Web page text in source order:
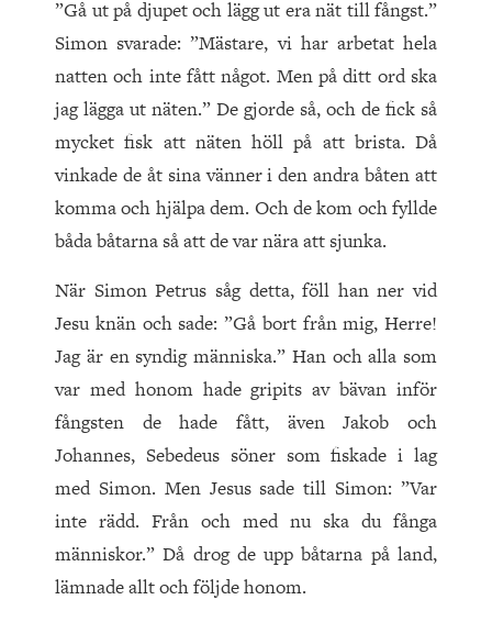
”Gå ut på djupet och lägg ut era nät till fångst.”
Simon svarade: ”Mästare, vi har arbetat hela
natten och inte fått något. Men på ditt ord ska
jag lägga ut näten.” De gjorde så, och de fick så
mycket fisk att näten höll på att brista. Då
vinkade de åt sina vänner i den andra båten att
komma och hjälpa dem. Och de kom och fyllde
båda båtarna så att de var nära att sjunka.
När Simon Petrus såg detta, föll han ner vid
Jesu knän och sade: ”Gå bort från mig, Herre!
Jag är en syndig människa.” Han och alla som
var med honom hade gripits av bävan inför
fångsten de hade fått, även Jakob och
Johannes, Sebedeus söner som fiskade i lag
med Simon. Men Jesus sade till Simon: ”Var
inte rädd. Från och med nu ska du fånga
människor.” Då drog de upp båtarna på land,
lämnade allt och följde honom.